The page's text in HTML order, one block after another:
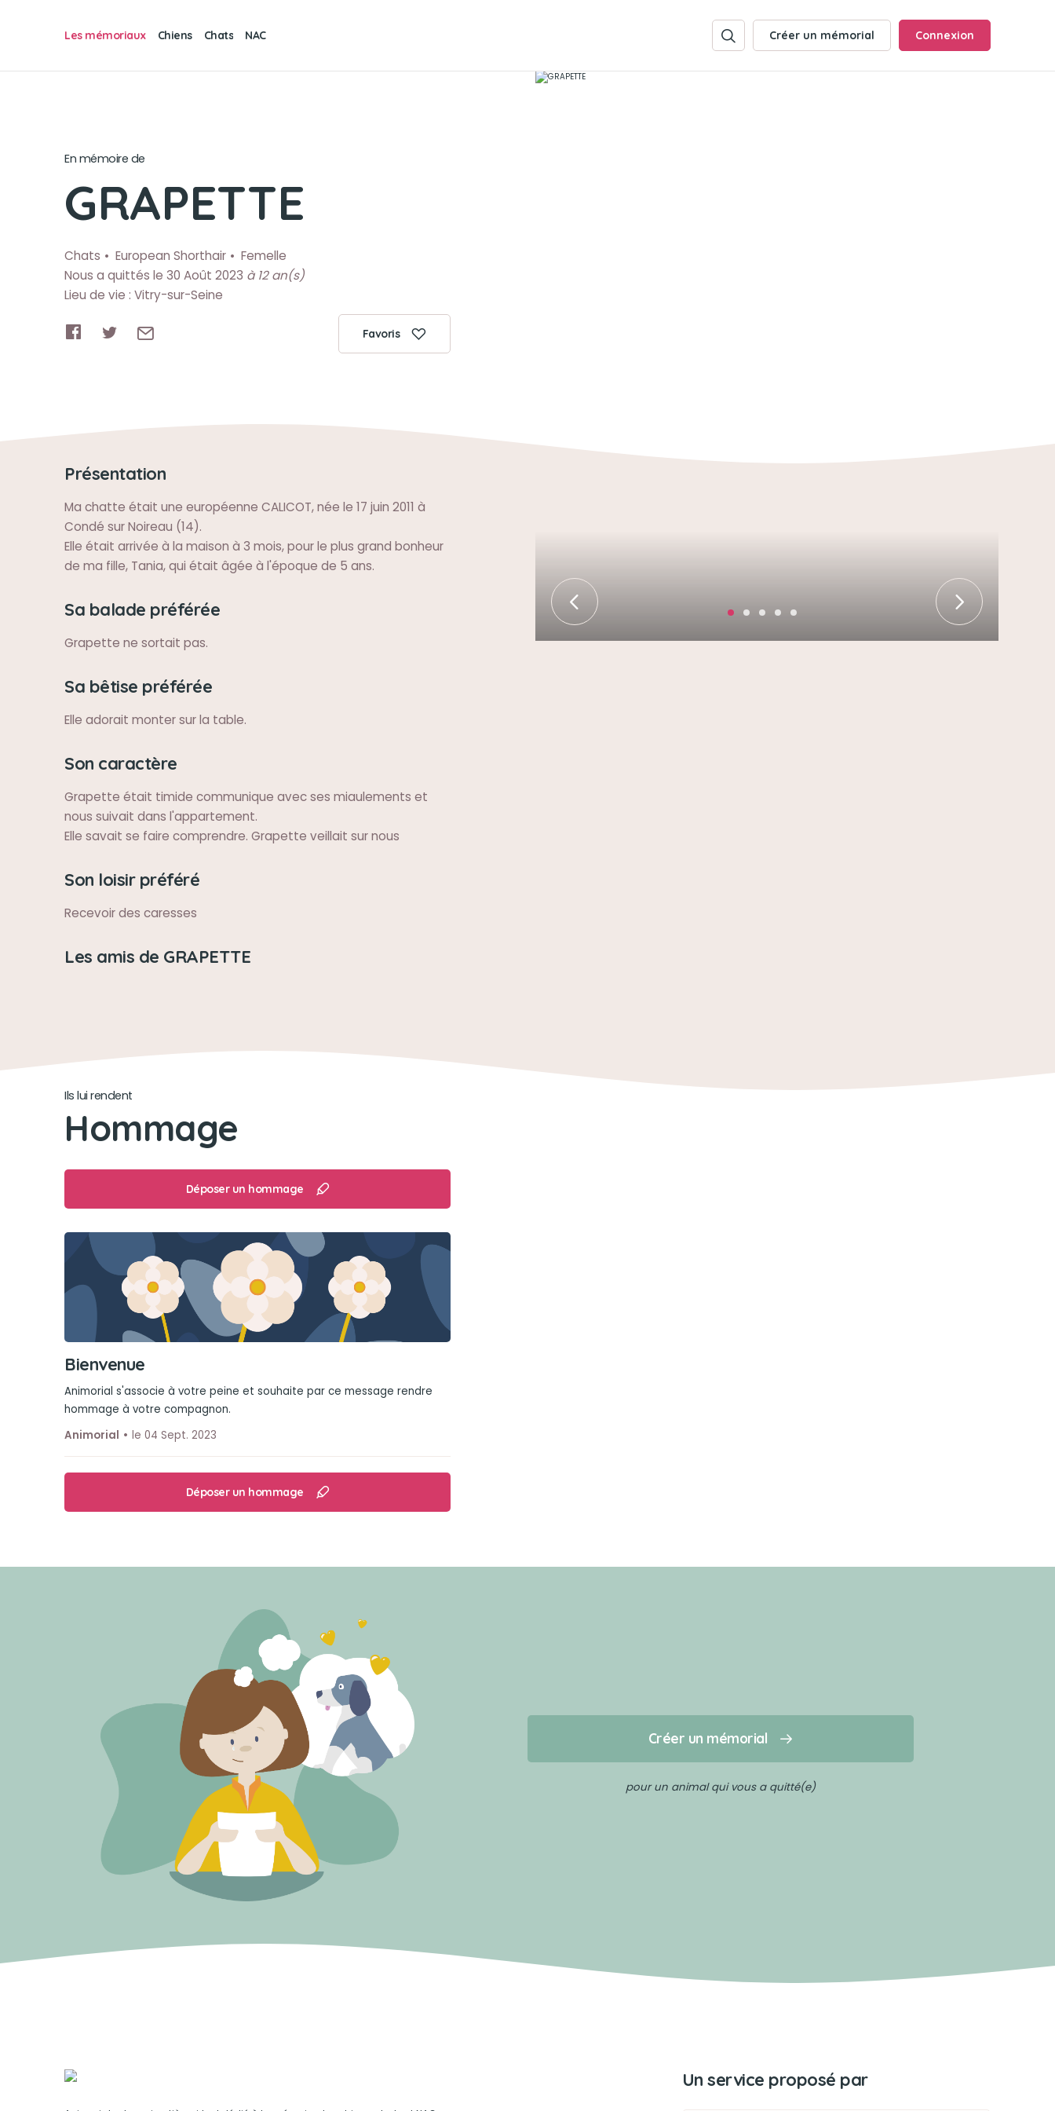
Les mémoriaux Chiens Chats NAC Créer un mémorial Connexion
En mémoire de
GRAPETTE
Chats European Shorthair
Femelle
Nous a quittés le 30 Août 2023 à 12 an(s)
Lieu de vie : Vitry-sur-Seine
Favoris
Présentation
Ma chatte était une européenne CALICOT, née le 17 juin 2011 à
Condé sur Noireau (14).
Elle était arrivée à la maison à 3 mois, pour le plus grand bonheur
de ma fille, Tania, qui était âgée à l'époque de 5 ans.
Sa balade préférée
Grapette ne sortait pas.
Sa bêtise préférée
Elle adorait monter sur la table.
Son caractère
Grapette était timide communique avec ses miaulements et
nous suivait dans l'appartement.
Elle savait se faire comprendre. Grapette veillait sur nous
Son loisir préféré
Recevoir des caresses
Les amis de GRAPETTE
Ils lui rendent
Hommage
Déposer un hommage
Bienvenue
Animorial s'associe à votre peine et souhaite par ce message rendre
hommage à votre compagnon.
Animorial
le 04 Sept. 2023
Déposer un hommage
Créer un mémorial
pour un animal qui vous a quitté(e)
Un service proposé par